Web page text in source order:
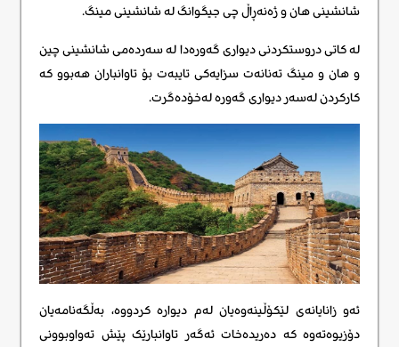
شانشینی هان و ژەنەڕاڵ چی جیگوانگ لە شانشینی مینگ.
لە کاتی دروستکردنی دیواری گەورەدا لە سەردەمی شانشینی چین
و هان و مینگ تەنانەت سزایەکی تایبەت بۆ تاوانباران هەبوو کە
کارکردن لەسەر دیواری گەورە لەخۆدەگرت.
ئەو زانایانەی لێکۆڵینەوەیان لەم دیوارە کردووە، بەڵگەنامەیان
دۆزیوەتەوە کە دەریدەخات ئەگەر تاوانبارێک پێش تەواوبوونی